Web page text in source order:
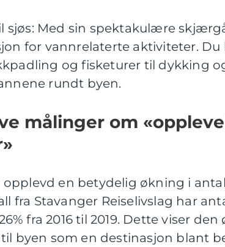
sjøs: Med sin spektakulære
for vannrelaterte aktiviteter. Du
og fisketurer til dykking
rundt byen.
målinger om
opplevd en betydelig økning i
fra Stavanger Reiselivslag har
fra 2016 til 2019. Dette viser den
byen som en destinasjon blant